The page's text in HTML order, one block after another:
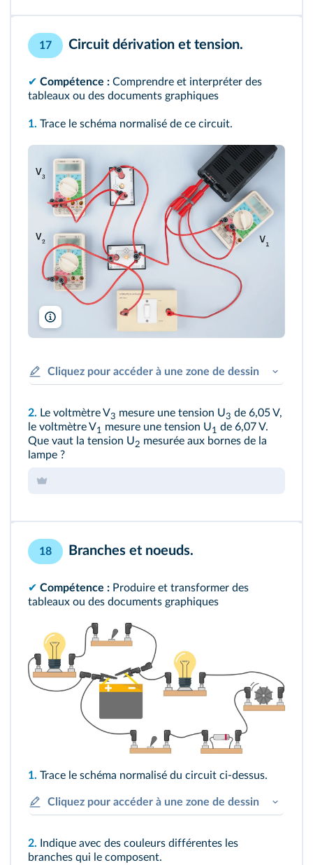
17 Circuit dérivation et tension.
✔︎ Compétence : Comprendre et interpréter des
tableaux ou des documents graphiques
1. Trace le schéma normalisé de ce circuit.
Cliquez pour accéder à une zone de dessin
2. Le voltmètre V3 mesure une tension U3 de 6,05 V,
le voltmètre V1 mesure une tension U1 de 6,07 V.
Que vaut la tension U2 mesurée aux bornes de la
lampe ?
18 Branches et noeuds.
✔︎ Compétence : Produire et transformer des
tableaux ou des documents graphiques
1. Trace le schéma normalisé du circuit ci-dessus.
Cliquez pour accéder à une zone de dessin
2.
Indique avec des couleurs différentes les
branches qui le composent.